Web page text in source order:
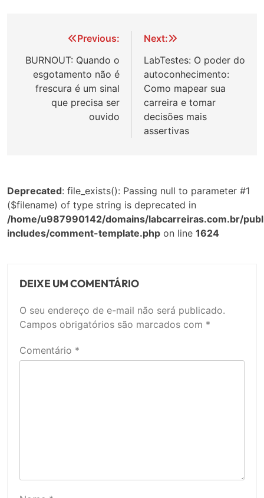
Navegação
de
Post
Previous:
BURNOUT: Quando o
esgotamento não é
frescura é um sinal
que precisa ser
ouvido
Next:
LabTestes: O poder do
autoconhecimento:
Como mapear sua
carreira e tomar
decisões mais
assertivas
Deprecated: file_exists(): Passing null to parameter #1
($filename) of type string is deprecated in
/home/u987990142/domains/labcarreiras.com.br/
includes/comment-template.php on line 1624
DEIXE UM COMENTÁRIO
O seu endereço de e-mail não será publicado.
Campos obrigatórios são marcados com *
Comentário *